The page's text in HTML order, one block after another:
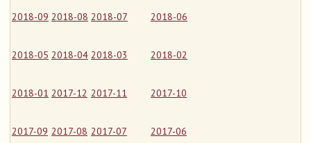
2018-09 2018-08 2018-07 2018-06
2018-05 2018-04 2018-03 2018-02
2018-01 2017-12 2017-11 2017-10
2017-09 2017-08 2017-07 2017-06